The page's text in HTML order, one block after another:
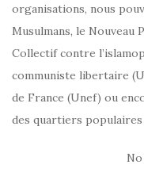
organisations, nous
Musulmans, le Nouveau
Collectif contre
communiste libertaire
de France (Unef) ou
des quartiers populaires